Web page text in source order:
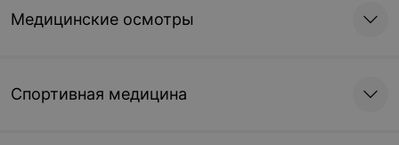
Медицинские осмотры
Спортивная медицина